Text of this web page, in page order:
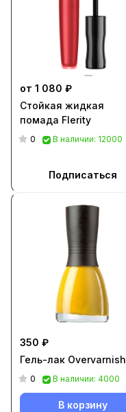
от 1 080 ₽
Стойкая жидкая
помада Flerity
0 В наличии: 12000
Подписаться
350 ₽
Гель-лак Overvarnish
0 В наличии: 4000
В корзину